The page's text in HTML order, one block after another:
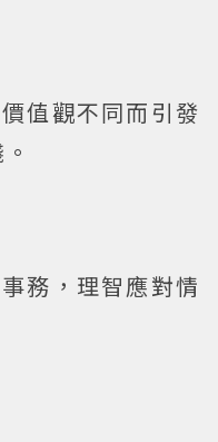
值觀不同而引發
務，理智應對情